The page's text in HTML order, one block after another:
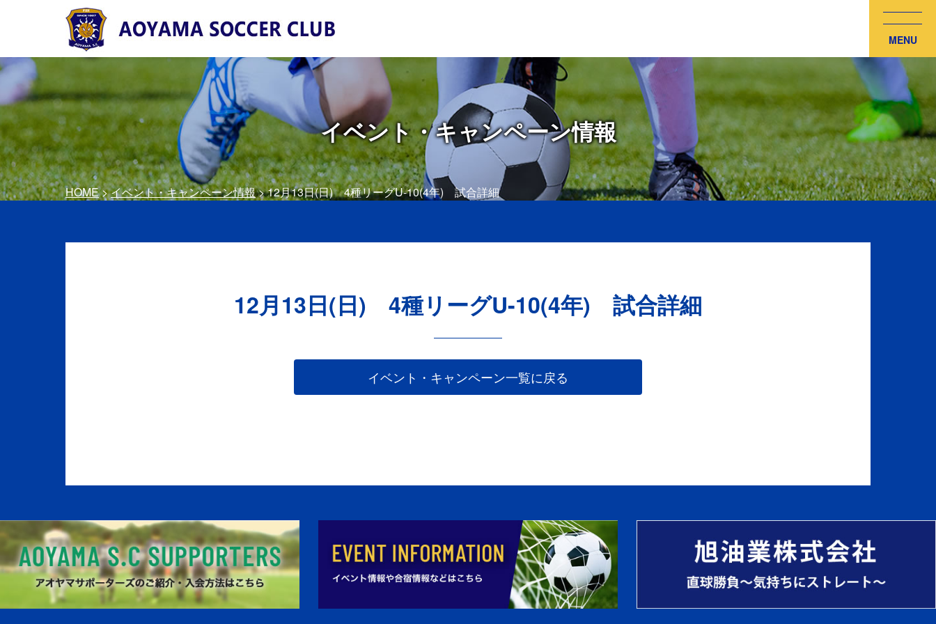
MENU
イベント・キャンペーン情報
HOME>イベント・キャンペーン情報> 12月13日(日) 4種リーグU-10(4年) 試合詳細
12月13日(日) 4種リーグU-10(4年) 試合詳細
イベント・キャンペーン一覧に戻る